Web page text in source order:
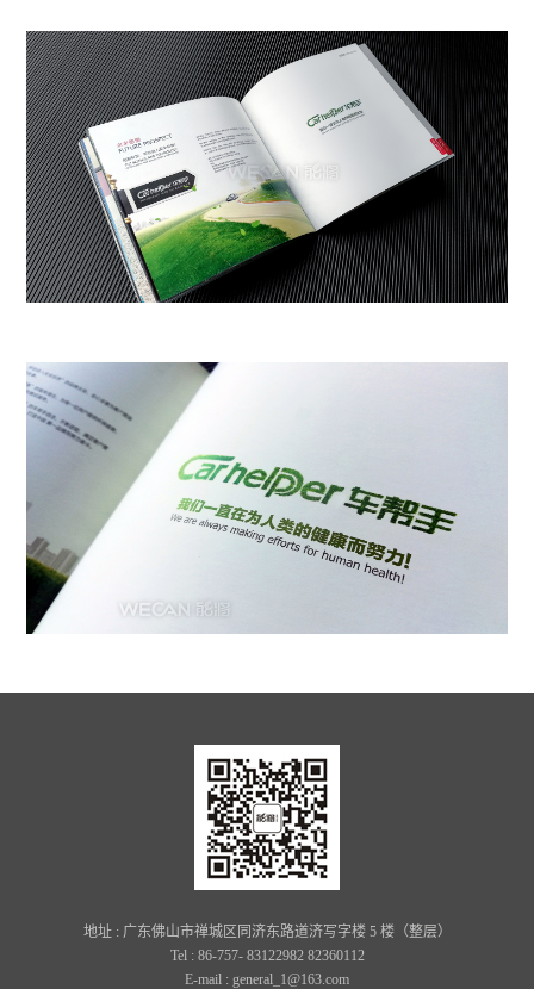
地址 : 广东佛山市禅城区同济东路道济写字楼 5 楼（整层）
Tel : 86-757- 83122982 82360112
E-mail : general_1@163.com